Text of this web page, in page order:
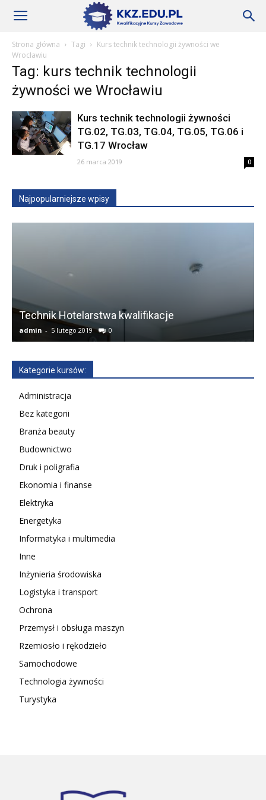
Szkoły
KKZ
Strona główna Tagi
Kurs technik technologii żywności we
Wrocławiu
Tag: kurs technik technologii
żywności we Wrocławiu
Kurs technik technologii żywności
TG.02, TG.03, TG.04, TG.05, TG.06 i
TG.17 Wrocław
26 marca 2019 0
Najpopularniejsze wpisy
Technik Hotelarstwa kwalifikacje
admin - 5 lutego 2019 0
Kategorie kursów:
Administracja
Bez kategorii
Branża beauty
Budownictwo
Druk i poligrafia
Ekonomia i finanse
Elektryka
Energetyka
Informatyka i multimedia
Inne
Inżynieria środowiska
Logistyka i transport
Ochrona
Przemysł i obsługa maszyn
Rzemiosło i rękodzieło
Samochodowe
Technologia żywności
Turystyka